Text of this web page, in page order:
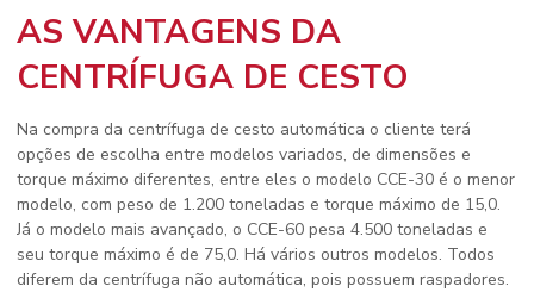
AS VANTAGENS DA
CENTRÍFUGA DE CESTO
Na compra da centrífuga de cesto automática o cliente terá
opções de escolha entre modelos variados, de dimensões e
torque máximo diferentes, entre eles o modelo CCE-30 é o menor
modelo, com peso de 1.200 toneladas e torque máximo de 15,0.
Já o modelo mais avançado, o CCE-60 pesa 4.500 toneladas e
seu torque máximo é de 75,0. Há vários outros modelos. Todos
diferem da centrífuga não automática, pois possuem raspadores.